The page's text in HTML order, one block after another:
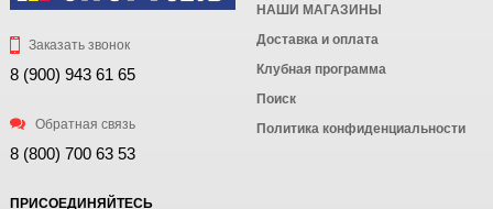
Заказать звонок
8 (900) 943 61 65
Обратная связь
8 (800) 700 63 53
НАШИ МАГАЗИНЫ
Доставка и оплата
Клубная программа
Поиск
Политика конфиденциальности
ПРИСОЕДИНЯЙТЕСЬ